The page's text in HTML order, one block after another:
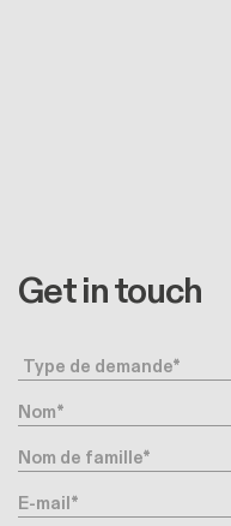
Get in touch
Type de demande
Nom
Nom de famille
E-mail